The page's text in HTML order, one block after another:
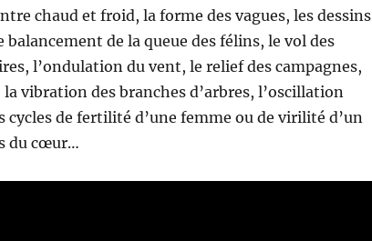
chaud et froid, la forme des vagues, les dessins
balancement de la queue des félins, le vol des
l’ondulation du vent, le relief des campagnes,
vibration des branches d’arbres, l’oscillation
cycles de fertilité d’une femme ou de virilité d’un
du cœur…